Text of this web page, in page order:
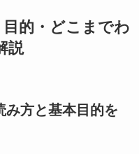
的・どこまでわ
説
み方と基本目的を